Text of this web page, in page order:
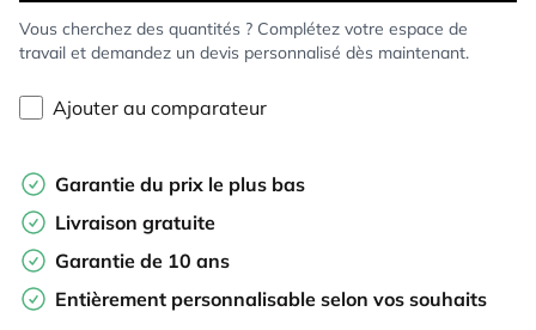
Vous cherchez des quantités ? Complétez votre espace de
travail et demandez un devis personnalisé dès maintenant.
Ajouter au comparateur
Garantie du prix le plus bas
Livraison gratuite
Garantie de 10 ans
Entièrement personnalisable selon vos souhaits